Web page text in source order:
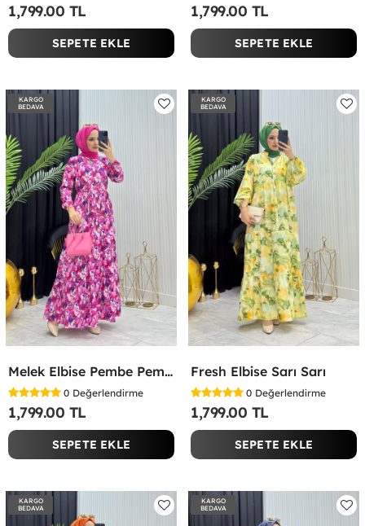
1,799.00 TL
SEPETE EKLE
1,799.00 TL
SEPETE EKLE
KARGO
BEDAVA
Melek Elbise Pembe Pembe
0 Değerlendirme
1,799.00 TL
SEPETE EKLE
KARGO
BEDAVA
Fresh Elbise Sarı Sarı
0 Değerlendirme
1,799.00 TL
SEPETE EKLE
KARGO
BEDAVA
KARGO
BEDAVA